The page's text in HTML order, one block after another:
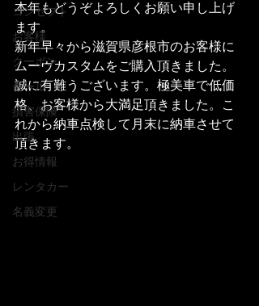
コンセプト
お客様
クーポン
セール
損害保険
出張
お得情報
レンタカー
名義変更
本年もどうぞよろしくお願い申し上げ
ます。
新年早々から滋賀県彦根市のお客様に
ムーヴカスタムをご購入頂きました。
誠に有難うございます。極美車で低価
格、お客様から大満足頂きました。こ
れから納車点検して月末に納車させて
頂きます。